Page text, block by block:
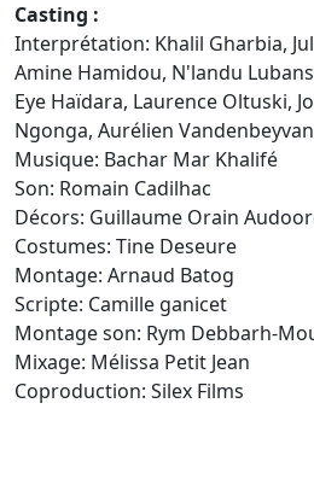
Casting :
Interprétation: Khalil Gharbia,
Amine Hamidou, N'landu
Eye Haïdara, Laurence Oltuski,
Ngonga, Aurélien
Musique: Bachar Mar Khalifé
Son: Romain Cadilhac
Décors: Guillaume Orain
Costumes: Tine Deseure
Montage: Arnaud Batog
Scripte: Camille ganicet
Montage son: Rym Debbarh-
Mixage: Mélissa Petit Jean
Coproduction: Silex Films